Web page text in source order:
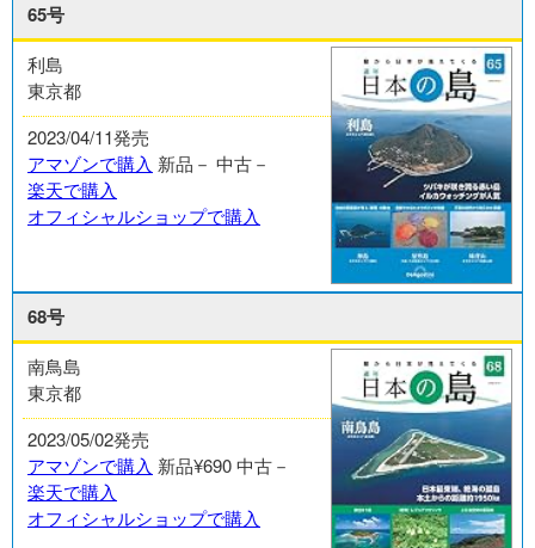
65号
利島
東京都
2023/04/11発売
アマゾンで購入 新品－ 中古－
楽天で購入
オフィシャルショップで購入
68号
南鳥島
東京都
2023/05/02発売
アマゾンで購入 新品¥690中古－
楽天で購入
オフィシャルショップで購入